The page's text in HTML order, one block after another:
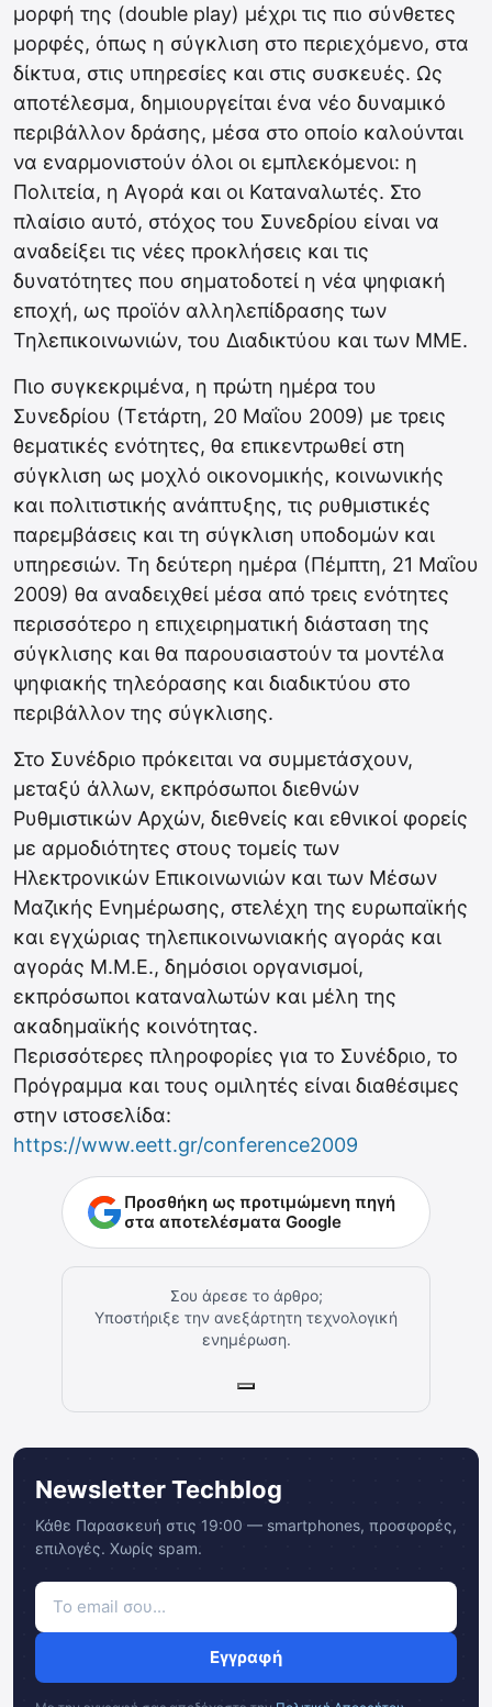
μορφή της (double play) μέχρι τις πιο σύνθετες
μορφές, όπως η σύγκλιση στο περιεχόμενο, στα
δίκτυα, στις υπηρεσίες και στις συσκευές. Ως
αποτέλεσμα, δημιουργείται ένα νέο δυναμικό
περιβάλλον δράσης, μέσα στο οποίο καλούνται
να εναρμονιστούν όλοι οι εμπλεκόμενοι: η
Πολιτεία, η Αγορά και οι Καταναλωτές. Στο
πλαίσιο αυτό, στόχος του Συνεδρίου είναι να
αναδείξει τις νέες προκλήσεις και τις
δυνατότητες που σηματοδοτεί η νέα ψηφιακή
εποχή, ως προϊόν αλληλεπίδρασης των
Τηλεπικοινωνιών, του Διαδικτύου και των ΜΜΕ.
Πιο συγκεκριμένα, η πρώτη ημέρα του
Συνεδρίου (Τετάρτη, 20 Μαΐου 2009) με τρεις
θεματικές ενότητες, θα επικεντρωθεί στη
σύγκλιση ως μοχλό οικονομικής, κοινωνικής
και πολιτιστικής ανάπτυξης, τις ρυθμιστικές
παρεμβάσεις και τη σύγκλιση υποδομών και
υπηρεσιών. Τη δεύτερη ημέρα (Πέμπτη, 21 Μαΐου
2009) θα αναδειχθεί μέσα από τρεις ενότητες
περισσότερο η επιχειρηματική διάσταση της
σύγκλισης και θα παρουσιαστούν τα μοντέλα
ψηφιακής τηλεόρασης και διαδικτύου στο
περιβάλλον της σύγκλισης.
Στο Συνέδριο πρόκειται να συμμετάσχουν,
μεταξύ άλλων, εκπρόσωποι διεθνών
Ρυθμιστικών Αρχών, διεθνείς και εθνικοί φορείς
με αρμοδιότητες στους τομείς των
Ηλεκτρονικών Επικοινωνιών και των Μέσων
Μαζικής Ενημέρωσης, στελέχη της ευρωπαϊκής
και εγχώριας τηλεπικοινωνιακής αγοράς και
αγοράς Μ.Μ.Ε., δημόσιοι οργανισμοί,
εκπρόσωποι καταναλωτών και μέλη της
ακαδημαϊκής κοινότητας.
Περισσότερες πληροφορίες για το Συνέδριο, το
Πρόγραμμα και τους ομιλητές είναι διαθέσιμες
στην ιστοσελίδα:
https://www.eett.gr/conference2009
Προσθήκη ως προτιμώμενη πηγή
στα αποτελέσματα Google
Σου άρεσε το άρθρο;
Υποστήριξε την ανεξάρτητη τεχνολογική
ενημέρωση.
Newsletter Techblog
Κάθε Παρασκευή στις 19:00 — smartphones, προσφορές,
επιλογές. Χωρίς spam.
Εγγραφή